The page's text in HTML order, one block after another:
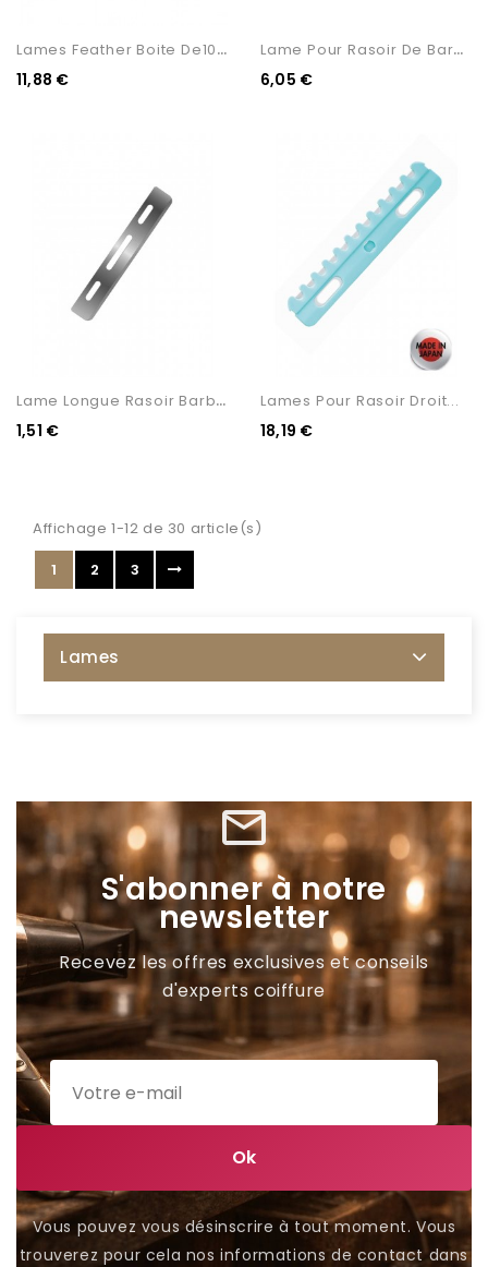
L
Ames Feather Boite De10 Lames
11,88 €
L
Ame Pour Rasoir De Barbier...
6,05 €
L
Ame Longue Rasoir Barbier...
1,51 €
Lames Pour Rasoir Droit...
18,19 €
Affichage 1-12 de 30 article(s)
1
2 3
Lames
mail_outline
S'abonner à notre
newsletter
Recevez les offres exclusives et conseils
d'experts coiffure
Vous pouvez vous désinscrire à tout moment. Vous
trouverez pour cela nos informations de contact dans